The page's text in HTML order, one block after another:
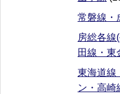
常磐線・
房総各線
田線・東
東海道線
ン・高崎